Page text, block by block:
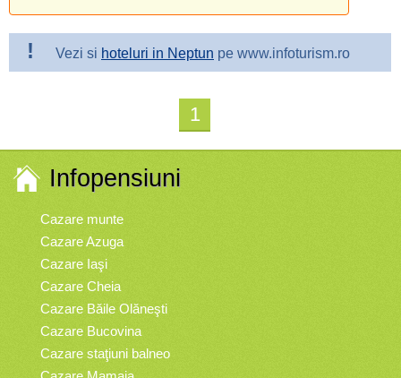
! Vezi si hoteluri in Neptun pe www.infoturism.ro
1
Infopensiuni
Cazare munte
Cazare Azuga
Cazare Iaşi
Cazare Cheia
Cazare Băile Olăneşti
Cazare Bucovina
Cazare staţiuni balneo